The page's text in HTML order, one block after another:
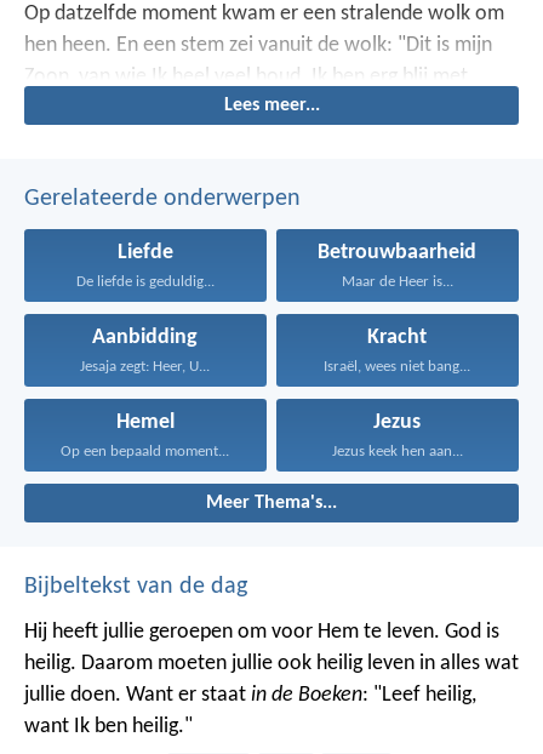
Op datzelfde moment kwam er een stralende wolk om
hen heen. En een stem zei vanuit de wolk: "Dit is mijn
Zoon, van wie Ik heel veel houd. Ik ben erg blij met
Hem. Luister naar Hem."Lees meer...
Gerelateerde onderwerpen
Liefde
De liefde is geduldig...
Betrouwbaarheid
Maar de Heer is...
Aanbidding
Jesaja zegt: Heer, U...
Kracht
Israël, wees niet bang...
Hemel
Op een bepaald moment...
Jezus
Jezus keek hen aan...
Meer Thema's...
Bijbeltekst van de dag
Hij heeft jullie geroepen om voor Hem te leven. God is
heilig. Daarom moeten jullie ook heilig leven in alles wat
jullie doen. Want er staat in de Boeken: "Leef heilig,
want Ik ben heilig."